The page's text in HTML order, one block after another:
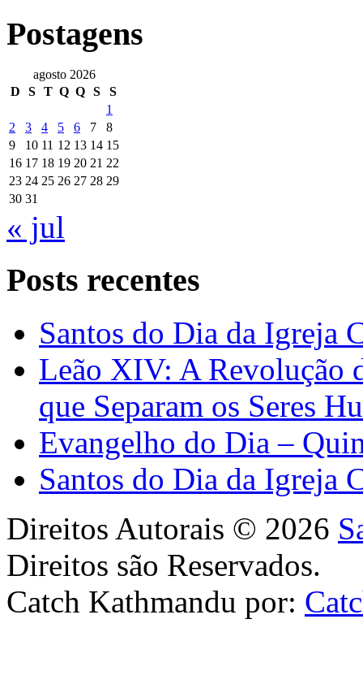
Postagens
agosto 2026
D
S T Q Q S
S
1
2
3 4 5 6 7
8
9
10 11 12 13 14 15
16 17 18 19 20 21 22
23 24 25 26 27 28 29
30 31
« jul
Posts recentes
Santos do Dia da Igreja
Leão XIV: A Revolução
que Separam os Seres
Evangelho do Dia –
Santos do Dia da Igreja
Direitos Autorais © 2026
Direitos são Reservados.
Catch Kathmandu por: